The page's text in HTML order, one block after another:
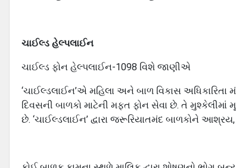
ચાઈલ્ડ હેલ્પલાઈન
ચાઈલ્ડ ફોન હેલ્પલાઈન-1098 વિશે જાણીએ
‘ચાઈલ્ડલાઈન’એ મહિલા અને બાળ વિકાસ
દિવસની બાળકો માટેની મફત ફોન સેવા છે. તે
છે. ‘ચાઈલ્ડલાઈન’ દ્વારા જરૂરિયાતમંદ બાળકોને